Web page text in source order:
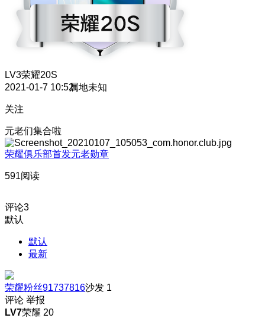
LV3荣耀20S
2021-01-7 10:52属地未知
关注
元老们集合啦
荣耀俱乐部首发元老勋章
591阅读
评论3
默认
默认
最新
荣耀粉丝91737816沙发 1
评论 举报
LV7荣耀 20